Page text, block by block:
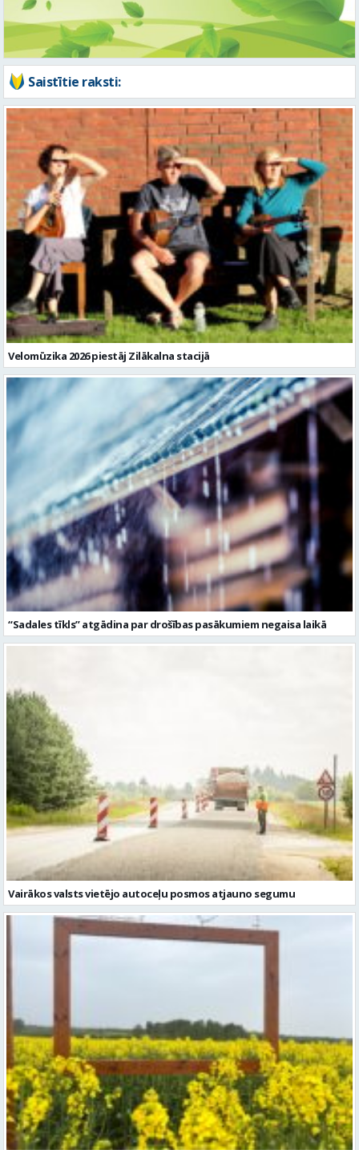
Velomūzika 2026 piestāj Zilākalna stacijā
“Sadales tīkls” atgādina par drošības pasākumiem negaisa laikā
Vairākos valsts vietējo autoceļu posmos atjauno segumu
“#LaukiZied” atgriežas sesto gadu ar līdz šim lielāko fotostendu
skaitu Latvijā